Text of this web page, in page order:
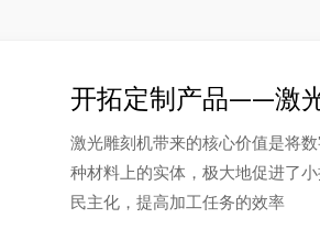
开拓定制产品——激
激光雕刻机带来的核心价值是将
种材料上的实体，极大地促进了
民主化，提高加工任务的效率